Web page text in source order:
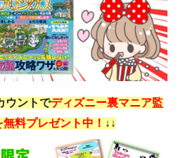
ウントでディズニー裏マニア監
料プレゼント中！ ↓↓